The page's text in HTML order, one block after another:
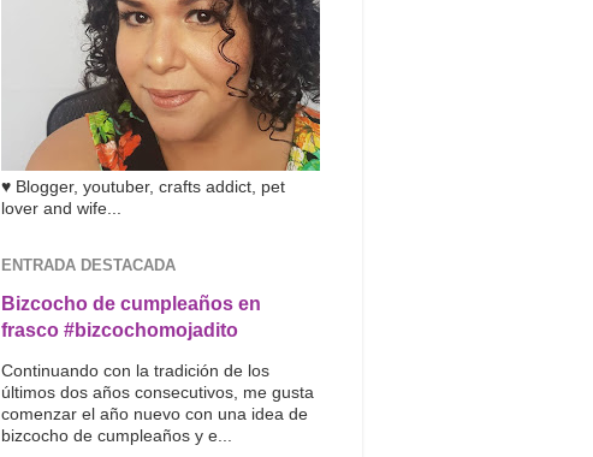
♥ Blogger, youtuber, crafts addict, pet
lover and wife...
ENTRADA DESTACADA
Bizcocho de cumpleaños en
frasco #bizcochomojadito
Continuando con la tradición de los
últimos dos años consecutivos, me gusta
comenzar el año nuevo con una idea de
bizcocho de cumpleaños y e...